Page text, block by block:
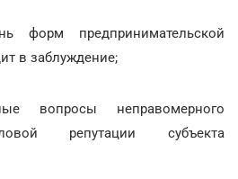
форм предпринимательской
в заблуждение;
вопросы неправомерного
репутации субъекта